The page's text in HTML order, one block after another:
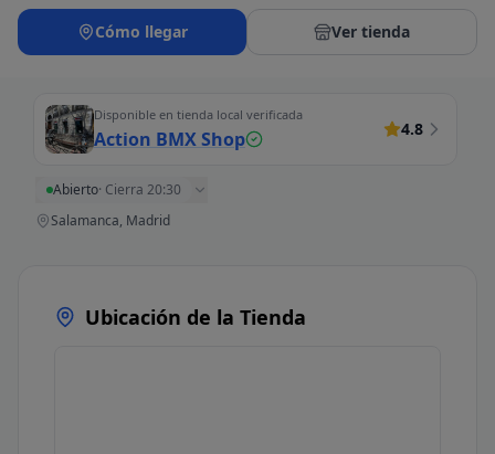
Cómo llegar Ver tienda
Disponible en tienda local verificada
Action BMX Shop 4.8
Abierto· Cierra 20:30
Salamanca, Madrid
Ubicación de la Tienda